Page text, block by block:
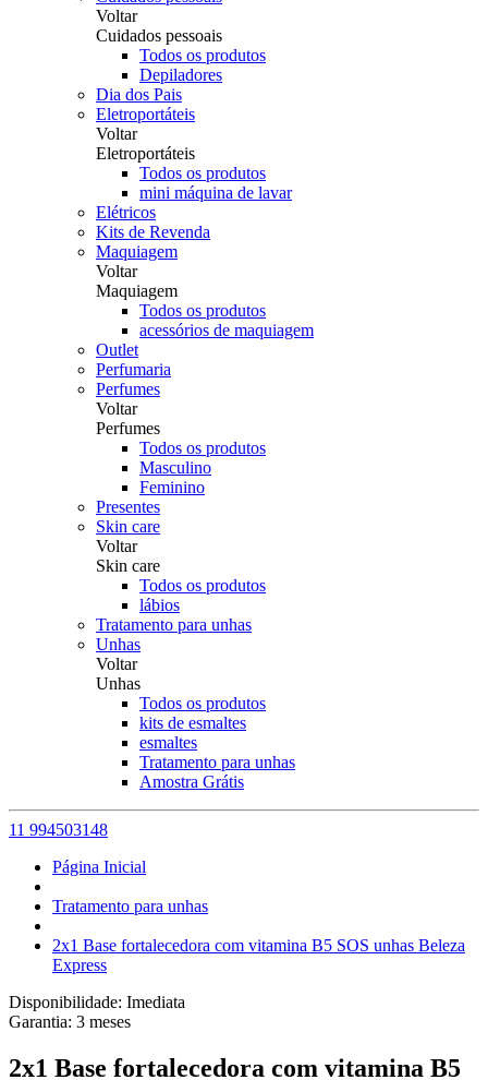
Voltar
Cuidados pessoais
Todos os produtos
Depiladores
Dia dos Pais
Eletroportáteis
Voltar
Eletroportáteis
Todos os produtos
mini máquina de lavar
Elétricos
Kits de Revenda
Maquiagem
Voltar
Maquiagem
Todos os produtos
acessórios de maquiagem
Outlet
Perfumaria
Perfumes
Voltar
Perfumes
Todos os produtos
Masculino
Feminino
Presentes
Skin care
Voltar
Skin care
Todos os produtos
lábios
Tratamento para unhas
Unhas
Voltar
Unhas
Todos os produtos
kits de esmaltes
esmaltes
Tratamento para unhas
Amostra Grátis
11 994503148
Página Inicial
Tratamento para unhas
2x1 Base fortalecedora com vitamina B5 SOS unhas Beleza
Express
Disponibilidade: Imediata
Garantia: 3 meses
2x1 Base fortalecedora com vitamina B5